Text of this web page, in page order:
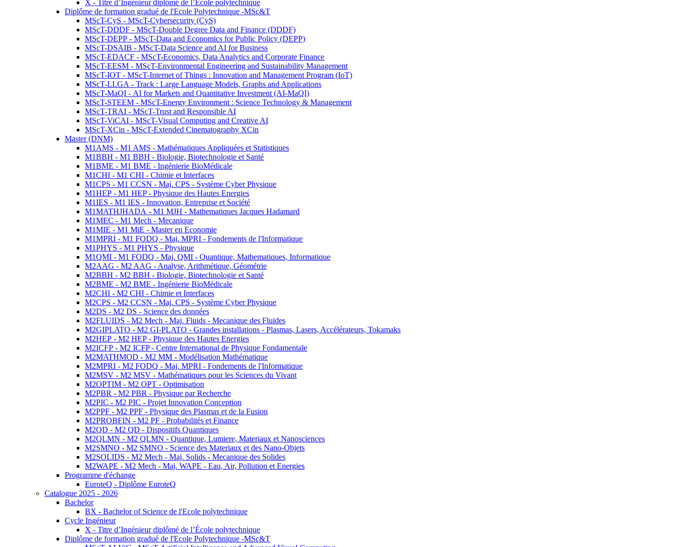
X - Titre d’Ingénieur diplômé de l’École polytechnique
Diplôme de formation gradué de l'Ecole Polytechnique -MSc&T
MScT-CyS - MScT-Cybersecurity (CyS)
MScT-DDDF - MScT-Double Degree Data and Finance (DDDF)
MScT-DEPP - MScT-Data and Economics for Public Policy (DEPP)
MScT-DSAIB - MScT-Data Science and AI for Business
MScT-EDACF - MScT-Economics, Data Analytics and Corporate Finance
MScT-EESM - MScT-Environmental Engineering and Sustainability Management
MScT-IOT - MScT-Internet of Things : Innovation and Management Program (IoT)
MScT-LLGA - Track : Large Language Models, Graphs and Applications
MScT-MaQI - AI for Markets and Quantitative Investment (AI-MaQI)
MScT-STEEM - MScT-Energy Environment : Science Technology & Management
MScT-TRAI - MScT-Trust and Responsible AI
MScT-ViCAI - MScT-Visual Computing and Creative AI
MScT-XCin - MScT-Extended Cinematography XCin
Master (DNM)
M1AMS - M1 AMS - Mathématiques Appliquées et Statistiques
M1BBH - M1 BBH - Biologie, Biotechnologie et Santé
M1BME - M1 BME - Ingénierie BioMédicale
M1CHI - M1 CHI - Chimie et Interfaces
M1CPS - M1 CCSN - Maj. CPS - Système Cyber Physique
M1HEP - M1 HEP - Physique des Hautes Energies
M1IES - M1 IES - Innovation, Entreprise et Société
M1MATHJHADA - M1 MJH - Mathematiques Jacques Hadamard
M1MEC - M1 Mech - Mecanique
M1MIE - M1 MiE - Master en Economie
M1MPRI - M1 FODQ - Maj. MPRI - Fondements de l'Informatique
M1PHYS - M1 PHYS - Physique
M1QMI - M1 FODQ - Maj. QMI - Quantique, Mathematiques, Informatique
M2AAG - M2 AAG - Analyse, Arithmétique, Géométrie
M2BBH - M2 BBH - Biologie, Biotechnologie et Santé
M2BME - M2 BME - Ingénierie BioMédicale
M2CHI - M2 CHI - Chimie et Interfaces
M2CPS - M2 CCSN - Maj. CPS - Système Cyber Physique
M2DS - M2 DS - Science des données
M2FLUIDS - M2 Mech - Maj. Fluids - Mecanique des Fluides
M2GIPLATO - M2 GI-PLATO - Grandes installations - Plasmas, Lasers, Accélérateurs, Tokamaks
M2HEP - M2 HEP - Physique des Hautes Energies
M2ICFP - M2 ICFP - Centre International de Physique Fondamentale
M2MATHMOD - M2 MM - Modélisation Mathématique
M2MPRI - M2 FODQ - Maj. MPRI - Fondements de l'Informatique
M2MSV - M2 MSV - Mathématiques pour les Sciences du Vivant
M2OPTIM - M2 OPT - Optimisation
M2PBR - M2 PBR - Physique par Recherche
M2PIC - M2 PIC - Projet Innovation Conception
M2PPF - M2 PPF - Physique des Plasmas et de la Fusion
M2PROBFIN - M2 PF - Probabilités et Finance
M2QD - M2 QD - Dispositifs Quantiques
M2QLMN - M2 QLMN - Quantique, Lumiere, Materiaux et Nanosciences
M2SMNO - M2 SMNO - Science des Materiaux et des Nano-Objets
M2SOLIDS - M2 Mech - Maj. Solids - Mecanique des Solides
M2WAPE - M2 Mech - Maj. WAPE - Eau, Air, Pollution et Energies
Programme d'échange
EuroteQ - Diplôme EuroteQ
Catalogue 2025 - 2026
Bachelor
BX - Bachelor of Science de l'Ecole polytechnique
Cycle Ingénieur
X - Titre d’Ingénieur diplômé de l’École polytechnique
Diplôme de formation gradué de l'Ecole Polytechnique -MSc&T